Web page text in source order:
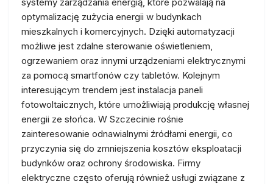
optymalizację zużycia energii w budynkach
mieszkalnych i komercyjnych. Dzięki automatyzacji
możliwe jest zdalne sterowanie oświetleniem,
ogrzewaniem oraz innymi urządzeniami elektrycznymi
za pomocą smartfonów czy tabletów. Kolejnym
interesującym trendem jest instalacja paneli
fotowoltaicznych, które umożliwiają produkcję własnej
energii ze słońca. W Szczecinie rośnie
zainteresowanie odnawialnymi źródłami energii, co
przyczynia się do zmniejszenia kosztów eksploatacji
budynków oraz ochrony środowiska. Firmy
elektryczne często oferują również usługi związane z